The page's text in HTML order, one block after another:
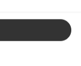
de Glazed